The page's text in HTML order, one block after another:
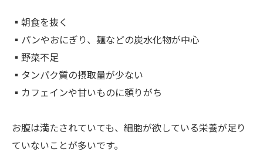
▪︎朝食を抜く
▪︎パンやおにぎり、麺などの炭水化物が中心
▪︎野菜不足
▪︎タンパク質の摂取量が少ない
▪︎カフェインや甘いものに頼りがち
お腹は満たされていても、細胞が欲している栄養が足り
ていないことが多いです。